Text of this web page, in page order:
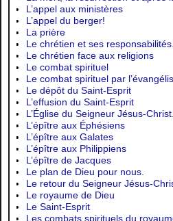
L’appel aux ministères
L’appel du berger!
La prière
Le chrétien et ses responsabilités.
Le chrétien face aux religions
Le combat spirituel
Le combat spirituel par
Le dépôt du Saint-Esprit
L’effusion du Saint-Esprit
L’Église du Seigneur Jésus-Christ.
L’épître aux Éphésiens
L’épître aux Galates
L’épître aux Philippiens
L’épître de Jacques
Le plan de Dieu pour nous.
Le retour du Seigneur Jésus-
Le royaume de Dieu
Le Saint-Esprit
Les combats spirituels du